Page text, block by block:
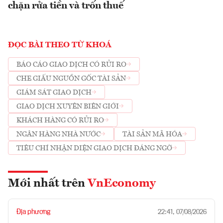
chặn rửa tiền và trốn thuế
ĐỌC BÀI THEO TỪ KHOÁ
BÁO CÁO GIAO DỊCH CÓ RỦI RO
CHE GIẤU NGUỒN GỐC TÀI SẢN
GIÁM SÁT GIAO DỊCH
GIAO DỊCH XUYÊN BIÊN GIỚI
KHÁCH HÀNG CÓ RỦI RO
NGÂN HÀNG NHÀ NƯỚC
TÀI SẢN MÃ HÓA
TIÊU CHÍ NHẬN DIỆN GIAO DỊCH ĐÁNG NGỜ
Mới nhất trên VnEconomy
Địa phương 22:41, 07/08/2026